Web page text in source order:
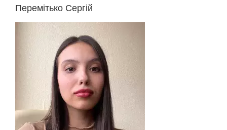
Перемітько Сергій